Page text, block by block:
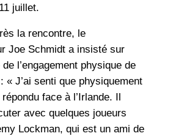
juillet.
la rencontre, le
Joe Schmidt a insisté sur
de l’engagement physique de
« J’ai senti que physiquement
face à l’Irlande. Il
avec quelques joueurs
Lockman, qui est un ami de